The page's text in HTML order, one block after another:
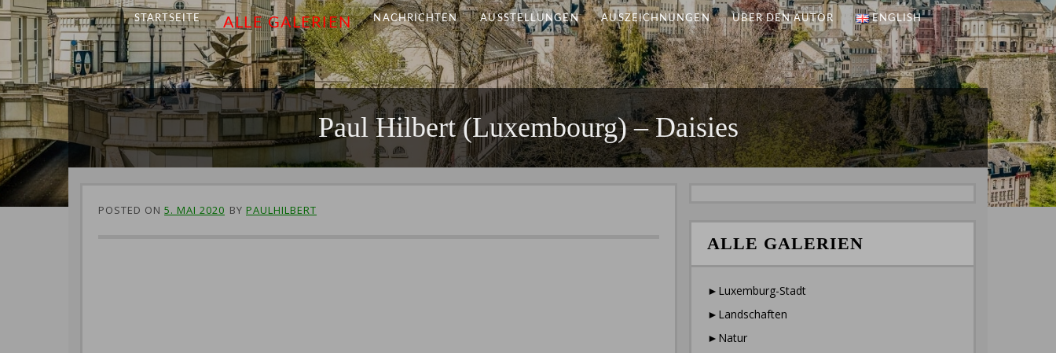
STARTSEITE ALLE GALERIEN NACHRICHTEN AUSSTELLUNGEN AUSZEICHNUNGEN ÜBER DEN AUTOR ENGLISH
Paul Hilbert (Luxembourg) – Daisies
POSTED ON 5. MAI 2020 BY PAULHILBERT
ALLE GALERIEN
►Luxemburg-Stadt
►Landschaften
►Natur